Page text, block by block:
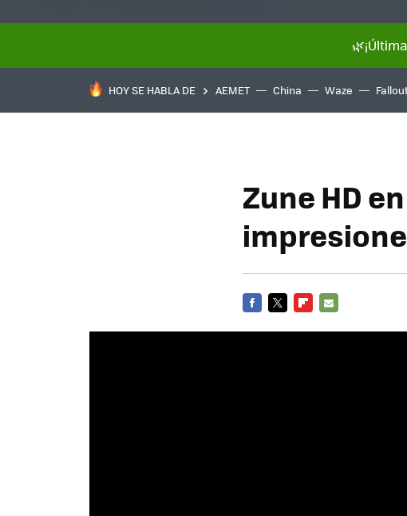
HOY SE HABLA DE AEMET China Waze
Zune HD